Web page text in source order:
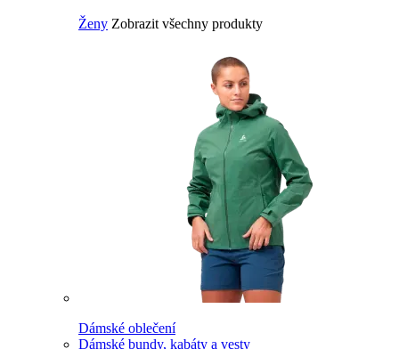
Ženy Zobrazit všechny produkty
Dámské oblečení
Dámské bundy, kabáty a vesty